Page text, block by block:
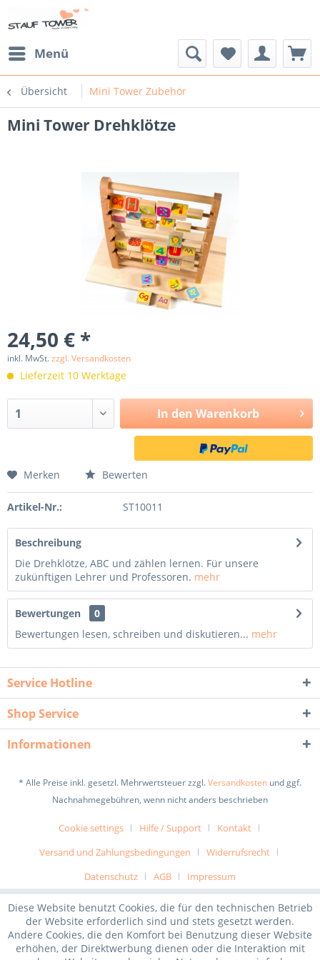
Menü
Übersicht Mini Tower Zubehör
Mini Tower Drehklötze
24,50 € *
inkl. MwSt.zzgl. Versandkosten
Lieferzeit 10 Werktage
In den Warenkorb
Merken Bewerten
Artikel-Nr.: ST10011
Beschreibung
Die Drehklötze, ABC und zählen lernen. Für unsere
zukünftigen Lehrer und Professoren. mehr
Bewertungen
0
Bewertungen lesen, schreiben und diskutieren... mehr
Service Hotline
Shop Service
Informationen
* Alle Preise inkl. gesetzl. Mehrwertsteuer zzgl.Versandkosten und ggf.
Nachnahmegebühren, wenn nicht anders beschrieben
Cookie settings Hilfe / Support
Kontakt
Versand und Zahlungsbedingungen
Widerrufsrecht
Datenschutz
AGB Impressum
Diese Website benutzt Cookies, die für den technischen Betrieb
der Website erforderlich sind und stets gesetzt werden.
Andere Cookies, die den Komfort bei Benutzung dieser Website
erhöhen, der Direktwerbung dienen oder die Interaktion mit